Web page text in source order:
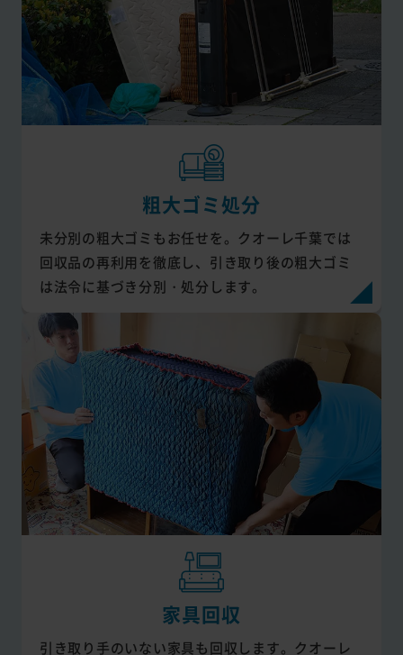
粗大ゴミ処分
未分別の粗大ゴミもお任せを。クオーレ千葉では
回収品の再利用を徹底し、引き取り後の粗大ゴミ
は法令に基づき分別・処分します。
家具回収
引き取り手のいない家具も回収します。クオーレ